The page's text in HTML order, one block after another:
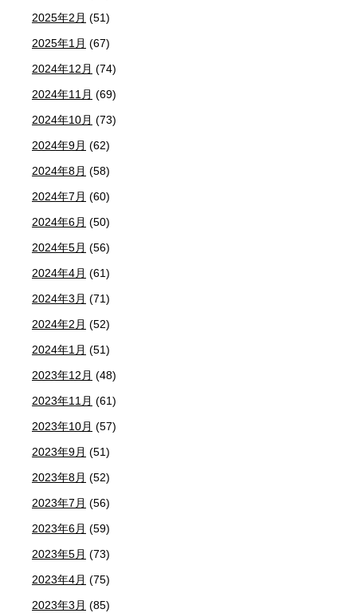
2025年2月 (51)
2025年1月 (67)
2024年12月 (74)
2024年11月 (69)
2024年10月 (73)
2024年9月 (62)
2024年8月 (58)
2024年7月 (60)
2024年6月 (50)
2024年5月 (56)
2024年4月 (61)
2024年3月 (71)
2024年2月 (52)
2024年1月 (51)
2023年12月 (48)
2023年11月 (61)
2023年10月 (57)
2023年9月 (51)
2023年8月 (52)
2023年7月 (56)
2023年6月 (59)
2023年5月 (73)
2023年4月 (75)
2023年3月 (85)